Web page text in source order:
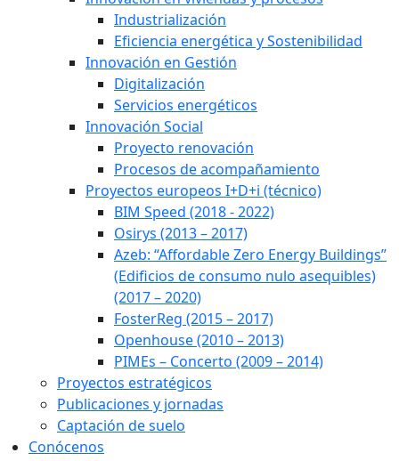
Industrialización
Eficiencia energética y Sostenibilidad
Innovación en Gestión
Digitalización
Servicios energéticos
Innovación Social
Proyecto renovación
Procesos de acompañamiento
Proyectos europeos I+D+i (técnico)
BIM Speed (2018 - 2022)
Osirys (2013 – 2017)
Azeb: “Affordable Zero Energy Buildings”
(Edificios de consumo nulo asequibles)
(2017 – 2020)
FosterReg (2015 – 2017)
Openhouse (2010 – 2013)
PIMEs – Concerto (2009 – 2014)
Proyectos estratégicos
Publicaciones y jornadas
Captación de suelo
Conócenos